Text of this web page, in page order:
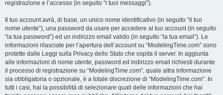
registrazione e l’accesso (in seguito “i tuoi messaggi”).
Il tuo account avrà, di base, un unico nome identificativo (in seguito “il tuo
nome utente”), una password da usare per accedere al tuo account (in seguito
“la tua password”) ed un indirizzo email valido (in seguito “la tua email”). Le
informazioni rilasciate per l’apertura dell’account su “ModelingTime.com” sono
protette dalle Leggi sulla Privacy dello Stato che ospita il server. In aggiunta
alle informazioni di nome utente, password ed indirizzo email richiesti durante
il processo di registrazione su “ModelingTime.com”, quale altra informazione
sia obbligatoria o opzionale, è a totale discrezione di “ModelingTime.com”. In
tutti i casi, hai la possibilità di selezionare quali delle informazioni che hai